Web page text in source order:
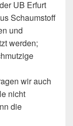
UB Erfurt
Schaumstoff
und
werden;
wir auch
nicht
die